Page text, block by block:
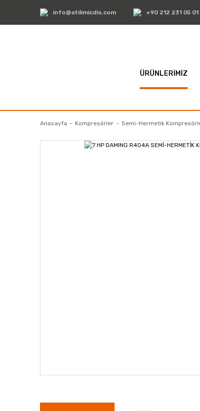
info@atilimicdis.com +90 212 231 05 01
ÜRÜNLERİMİZ
Anasayfa Kompresörler Semi-Hermetik